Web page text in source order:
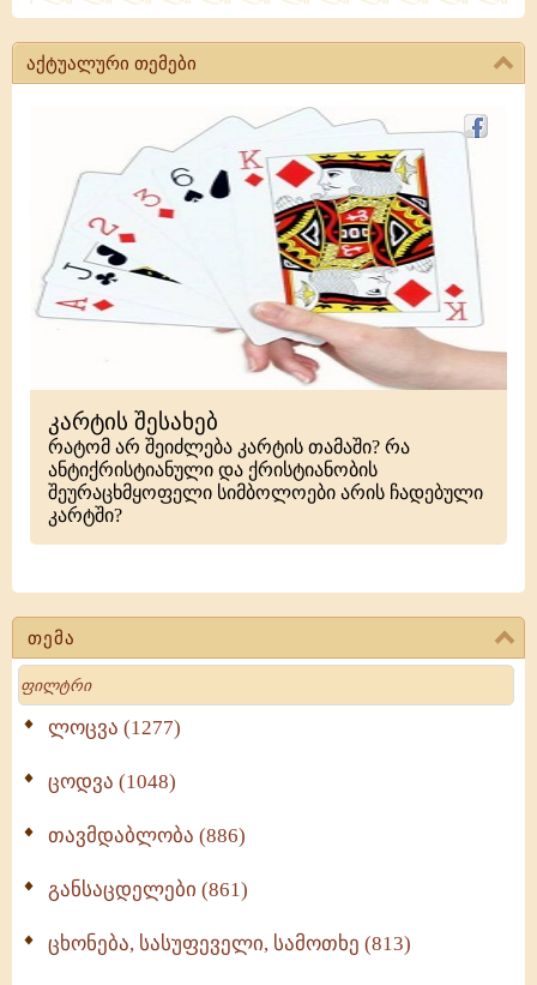
თემა
Search
ლოცვა (1277)
ცოდვა (1048)
თავმდაბლობა (886)
განსაცდელები (861)
ცხონება, სასუფეველი, სამოთხე (813)
აქტუალური თემები
კარტის შესახებ
რატომ არ შეიძლება კარტის თამაში? რა
ანტიქრისტიანული და ქრისტიანობის
შეურაცხმყოფელი სიმბოლოები არის ჩადებული
კარტში?